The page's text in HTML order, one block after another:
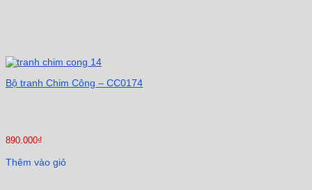
Bộ tranh Chim Công – CC0174
890.000₫
Thêm vào giỏ